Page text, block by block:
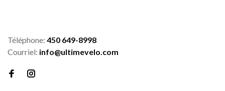
Téléphone: 450 649-8998
Courriel: info@ultimevelo.com